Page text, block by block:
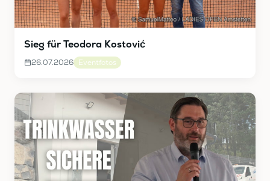
Sieg für Teodora Kostović
26.07.2026 Eventfotos